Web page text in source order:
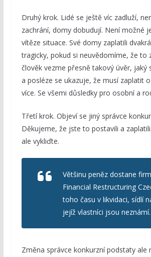
Druhý krok. Lidé se ještě víc zadluží,
zachrání, domy dobudují. Není možné
vítěze situace. Své domy zaplatili
tragicky, pokud si neuvědomíme, že to
člověk vezme přesně takový úvěr, jaký
a posléze se ukazuje, že musí zaplatit
více. Se všemi důsledky pro osobní a
Třetí krok. Objeví se jiný správce
Děkujeme, že jste to postavili a
ale vykliďte.
Většinu peněz dostane
Financial Restructuring
toho času v likvidaci, sídlí
jejíž vlastníci jsou neznámí.
Změna správce konkurzní podstaty ale